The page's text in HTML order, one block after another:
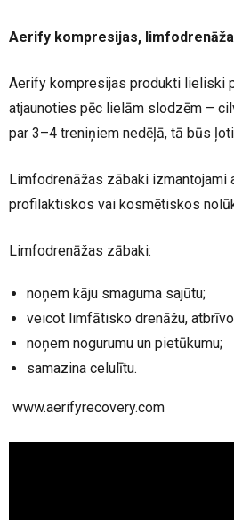
Aerify kompresijas,
Aerify kompresijas produkti lieliski
atjaunoties pēc lielām slodzēm –
par 3–4 treniņiem nedēļā, tā būs
Limfodrenāžas zābaki izmantojami
profilaktiskos vai kosmētiskos
Limfodrenāžas zābaki:
noņem kāju smaguma sajūtu;
veicot limfātisko drenāžu,
noņem nogurumu un pietūkumu;
samazina celulītu.
www.aerifyrecovery.com